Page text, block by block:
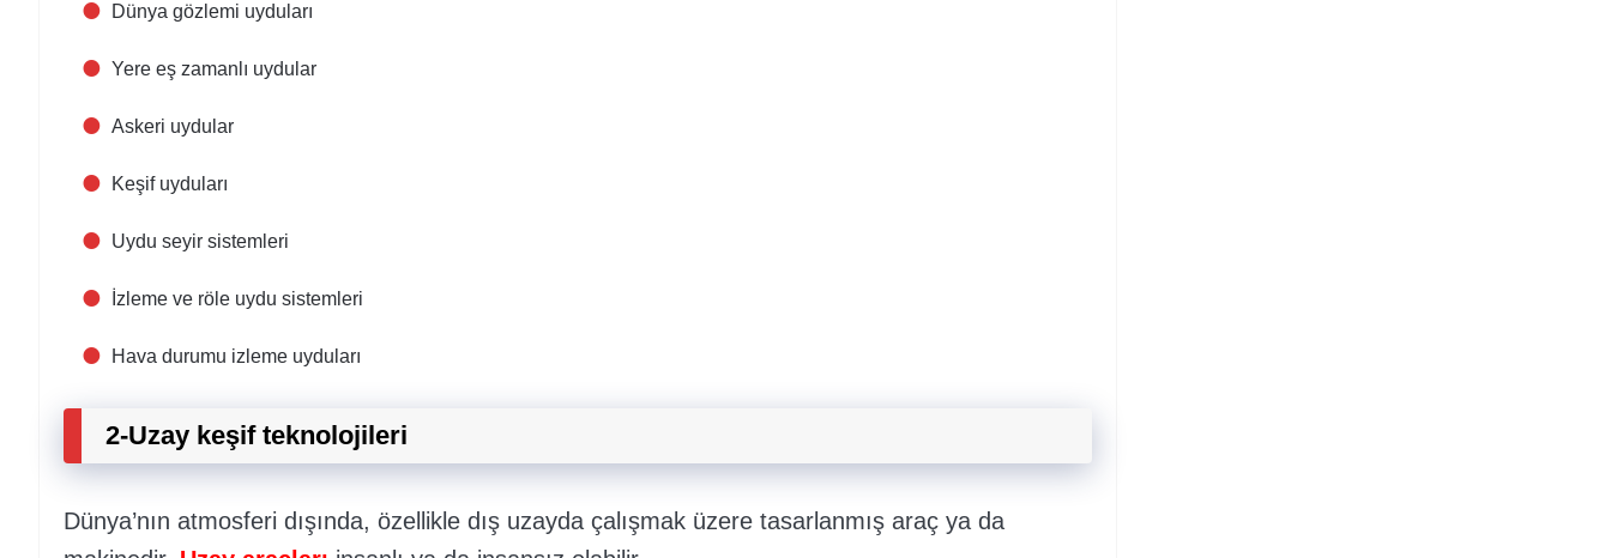
Dünya gözlemi uyduları
Yere eş zamanlı uydular
Askeri uydular
Keşif uyduları
Uydu seyir sistemleri
İzleme ve röle uydu sistemleri
Hava durumu izleme uyduları
2-Uzay keşif teknolojileri
Dünya’nın atmosferi dışında, özellikle dış uzayda çalışmak üzere tasarlanmış araç ya da